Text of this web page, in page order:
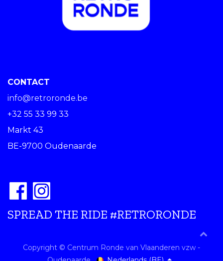
CONTACT
info@retroronde.be
+32 55 33 99 33
Markt 43
BE-9700 Oudenaarde
SPREAD THE RIDE #RETRORONDE
Copyright © Centrum Ronde van Vlaanderen vzw -